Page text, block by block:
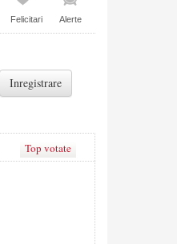
Felicitari Alerte
Top votate